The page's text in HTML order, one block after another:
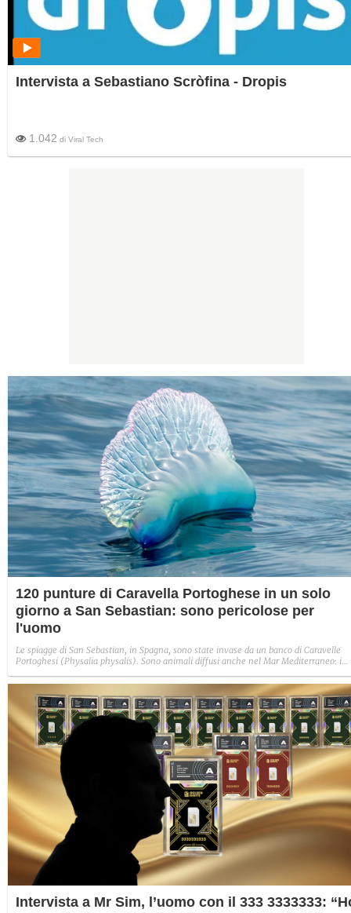
Intervista a Sebastiano Scròfina - Dropis
1.042 di Viral Tech
120 punture di Caravella Portoghese in un solo
giorno a San Sebastian: sono pericolose per
l'uomo
Le spiagge di San Sebastian, in Spagna, sono state invase da un banco di Caravelle
Portoghesi (Physalia physalis). Sono animali diffusi anche nel Mar Mediterraneo: i
l'uomo.
Intervista a Mr Sim, l’uomo con il 333 3333333: